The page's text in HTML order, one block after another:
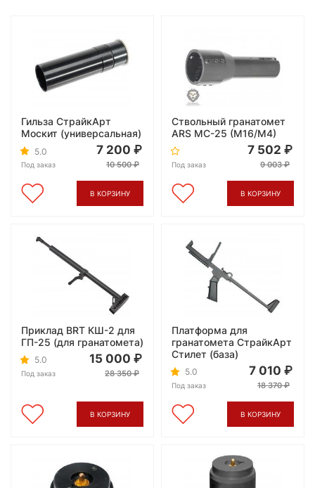
Гильза СтрайкАрт
Москит (универсальная)
5.0
Под заказ
7 200
10 500
В КОРЗИНУ
Ствольный гранатомет
ARS MC-25 (M16/M4)
Под заказ
7 502
9 003
В КОРЗИНУ
Приклад BRT КШ-2 для
ГП-25 (для гранатомета)
5.0
Под заказ
15 000
28 350
В КОРЗИНУ
Платформа для
гранатомета СтрайкАрт
Стилет (база)
5.0
Под заказ
7 010
18 370
В КОРЗИНУ